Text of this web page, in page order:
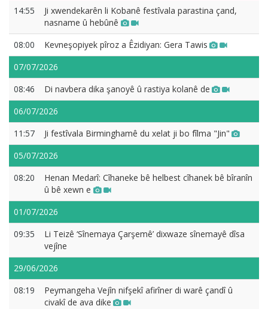
14:55
Ji xwendekarên li Kobanê festîvala parastina çand,
nasname û hebûnê
08:00
Kevneşopiyek pîroz a Êzidiyan: Gera Tawis
07/07/2026
08:46
Di navbera dika şanoyê û rastiya kolanê de
06/07/2026
11:57
Ji festîvala Birminghamê du xelat ji bo fîlma "Jin"
05/07/2026
08:20
Henan Medarî: Cîhaneke bê helbest cîhanek bê bîranîn
û bê xewn e
01/07/2026
09:35
Li Teizê ‘Sînemaya Çarşemê’ dixwaze sînemayê dîsa
vejîne
29/06/2026
08:19
Peymangeha Vejîn nifşekî afirîner di warê çandî û
civakî de ava dike